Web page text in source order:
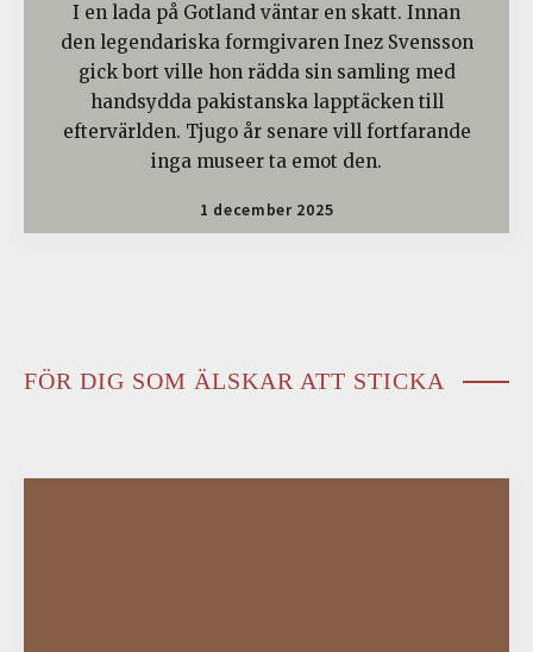
I en lada på Gotland väntar en skatt. Innan
den legendariska formgivaren Inez Svensson
gick bort ville hon rädda sin samling med
handsydda pakistanska lapptäcken till
eftervärlden. Tjugo år senare vill fortfarande
inga museer ta emot den.
1 december 2025
FÖR DIG SOM ÄLSKAR ATT STICKA